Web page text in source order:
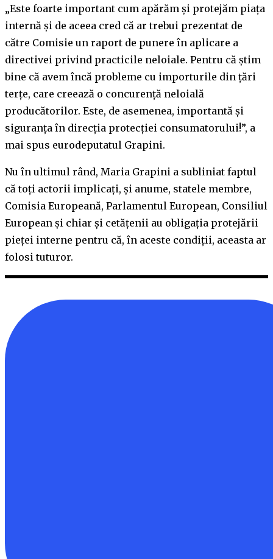
„Este foarte important cum apărăm și protejăm piața
internă și de aceea cred că ar trebui prezentat de
către Comisie un raport de punere în aplicare a
directivei privind practicile neloiale. Pentru că știm
bine că avem încă probleme cu importurile din țări
terțe, care creează o concurență neloială
producătorilor. Este, de asemenea, importantă și
siguranța în direcția protecției consumatorului!”, a
mai spus eurodeputatul Grapini.
Nu în ultimul rând, Maria Grapini a subliniat faptul
că toți actorii implicați, și anume, statele membre,
Comisia Europeană, Parlamentul European, Consiliul
European și chiar și cetățenii au obligația protejării
pieței interne pentru că, în aceste condiții, aceasta ar
folosi tuturor.